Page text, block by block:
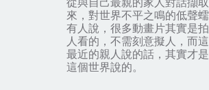
來，對世界不平之鳴的低聲蠕
有人說，很多動畫片其實是
人看的，不需刻意擬人，而
最近的親人說的話，其實才
這個世界說的。